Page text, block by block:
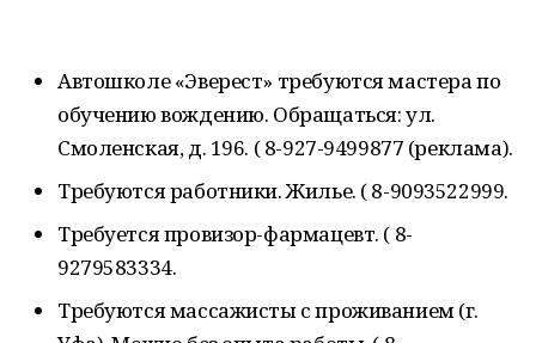
Автошколе «Эверест» требуются мастера по
обучению вождению. Обращаться: ул.
Смоленская, д. 196. ( 8-927-9499877 (реклама).
Требуются работники. Жилье. ( 8-9093522999.
Требуется провизор-фармацевт. ( 8-
9279583334.
Требуются массажисты с проживанием (г.